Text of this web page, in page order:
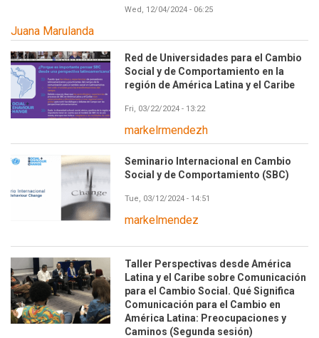
Wed, 12/04/2024 - 06:25
Juana Marulanda
Red de Universidades para el Cambio
Social y de Comportamiento en la
región de América Latina y el Caribe
Fri, 03/22/2024 - 13:22
markelrmendezh
Seminario Internacional en Cambio
Social y de Comportamiento (SBC)
Tue, 03/12/2024 - 14:51
markelmendez
Taller Perspectivas desde América
Latina y el Caribe sobre Comunicación
para el Cambio Social. Qué Significa
Comunicación para el Cambio en
América Latina: Preocupaciones y
Caminos (Segunda sesión)